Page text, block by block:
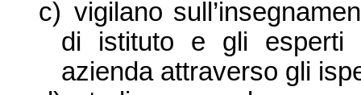
c) vigilano
di istituto e gli esperti
azienda attraverso gli